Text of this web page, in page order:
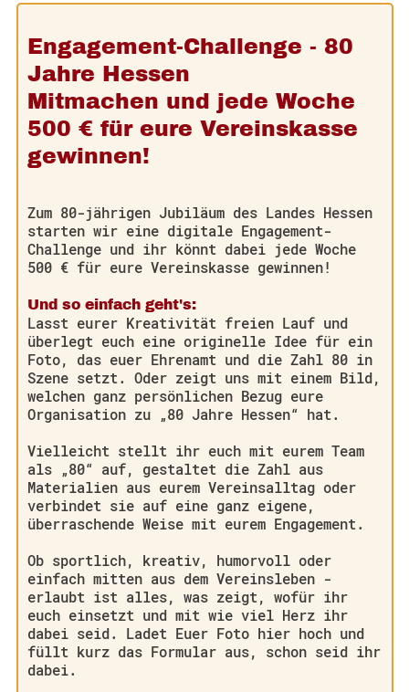
Engagement-Challenge - 80
Jahre Hessen
Mitmachen und jede Woche
500 € für eure Vereinskasse
gewinnen!
Zum 80-jährigen Jubiläum des Landes Hessen
starten wir eine digitale Engagement-
Challenge und ihr könnt dabei jede Woche
500 € für eure Vereinskasse gewinnen!
Und so einfach geht's:
Lasst eurer Kreativität freien Lauf und
überlegt euch eine originelle Idee für ein
Foto, das euer Ehrenamt und die Zahl 80 in
Szene setzt. Oder zeigt uns mit einem Bild,
welchen ganz persönlichen Bezug eure
Organisation zu „80 Jahre Hessen“ hat.
Vielleicht stellt ihr euch mit eurem Team
als „80“ auf, gestaltet die Zahl aus
Materialien aus eurem Vereinsalltag oder
verbindet sie auf eine ganz eigene,
überraschende Weise mit eurem Engagement.
Ob sportlich, kreativ, humorvoll oder
einfach mitten aus dem Vereinsleben -
erlaubt ist alles, was zeigt, wofür ihr
euch einsetzt und mit wie viel Herz ihr
dabei seid. Ladet Euer Foto hier hoch und
füllt kurz das Formular aus, schon seid ihr
dabei.